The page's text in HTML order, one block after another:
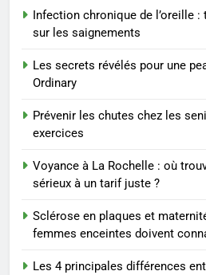
reviennent
MODE
2
entreprise
3
substituts
conseils
BIEN ÊTRE
Infection chronique de l’oreille
sur les saignements
Les secrets révélés pour une
Ordinary
Prévenir les chutes chez les
exercices
Voyance à La Rochelle : où
sérieux à un tarif juste ?
Sclérose en plaques et
femmes enceintes doivent
Les 4 principales différences